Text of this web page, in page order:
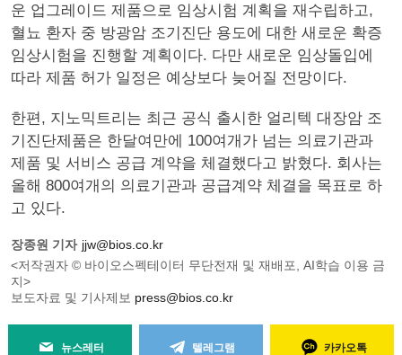
운 업그레이드 제품으로 임상시험 계획을 재수립하고,
혈뇨 환자 중 방광암 조기진단 용도에 대한 새로운 확증
임상시험을 진행할 계획이다. 다만 새로운 임상돌입에
따라 제품 허가 일정은 예상보다 늦어질 전망이다.
한편, 지노믹트리는 최근 공식 출시한 얼리텍 대장암 조
기진단제품은 한달여만에 100여개가 넘는 의료기관과
제품 및 서비스 공급 계약을 체결했다고 밝혔다. 회사는
올해 800여개의 의료기관과 공급계약 체결을 목표로 하
고 있다.
장종원 기자 jjw@bios.co.kr
<저작권자 © 바이오스펙테이터 무단전재 및 재배포, AI학습 이용 금
지>
보도자료 및 기사제보 press@bios.co.kr
뉴스레터 텔레그램 카카오톡